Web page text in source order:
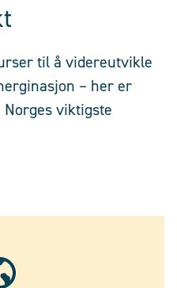
til å videreutvikle
– her er
viktigste